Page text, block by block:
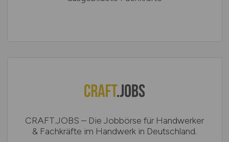
CRAFT.JOBS – Die Jobbörse für Handwerker
& Fachkräfte im Handwerk in Deutschland.